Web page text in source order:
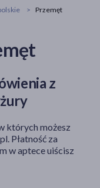
Przemęt
z
których możesz
Płatność za
w aptece uiścisz